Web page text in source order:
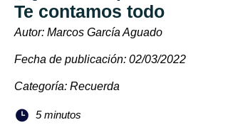
Te contamos todo
Autor: Marcos García Aguado
Fecha de publicación: 02/03/2022
Categoría: Recuerda
5 minutos